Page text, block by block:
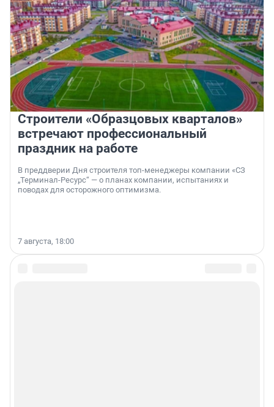
Строители «Образцовых кварталов»
встречают профессиональный
праздник на работе
В преддверии Дня строителя топ-менеджеры компании «СЗ
„Терминал-Ресурс“ — о планах компании, испытаниях и
поводах для осторожного оптимизма.
7 августа, 18:00